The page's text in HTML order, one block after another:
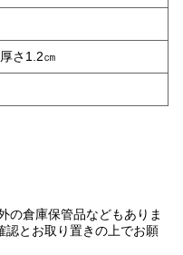
さ1.2㎝
の倉庫保管品などもありま
認とお取り置きの上でお願